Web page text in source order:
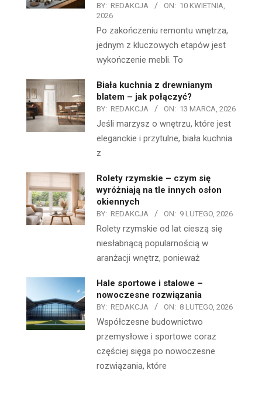
BY: REDAKCJA ON: 10 KWIETNIA,
2026
Po zakończeniu remontu wnętrza,
jednym z kluczowych etapów jest
wykończenie mebli. To
Biała kuchnia z drewnianym
blatem – jak połączyć?
BY: REDAKCJA ON: 13 MARCA, 2026
Jeśli marzysz o wnętrzu, które jest
eleganckie i przytulne, biała kuchnia
z
Rolety rzymskie – czym się
wyróżniają na tle innych osłon
okiennych
BY: REDAKCJA ON: 9 LUTEGO, 2026
Rolety rzymskie od lat cieszą się
niesłabnącą popularnością w
aranżacji wnętrz, ponieważ
Hale sportowe i stalowe –
nowoczesne rozwiązania
BY: REDAKCJA ON: 8 LUTEGO, 2026
Współczesne budownictwo
przemysłowe i sportowe coraz
częściej sięga po nowoczesne
rozwiązania, które